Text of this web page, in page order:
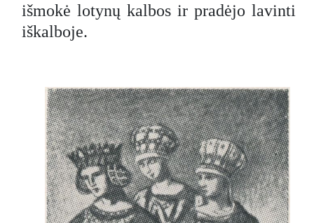
išmokė lotynų kalbos ir pradėjo lavinti
iškalboje.